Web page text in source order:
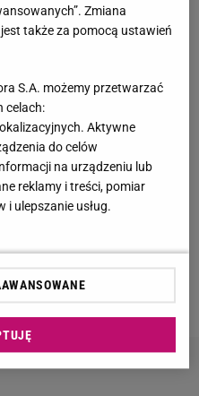
na Mazurach.
"Line of Duty - wydział
czwartku, 6 sierpnia w BBC
w "TzG". "Myślę, że
dostaje Kwaśniewska.
Zmiana
także za pomocą ustawień
S.A. możemy przetwarzać
celach:
Aktywne
do celów
na urządzeniu lub
reklamy i treści, pomiar
i ulepszanie usług.